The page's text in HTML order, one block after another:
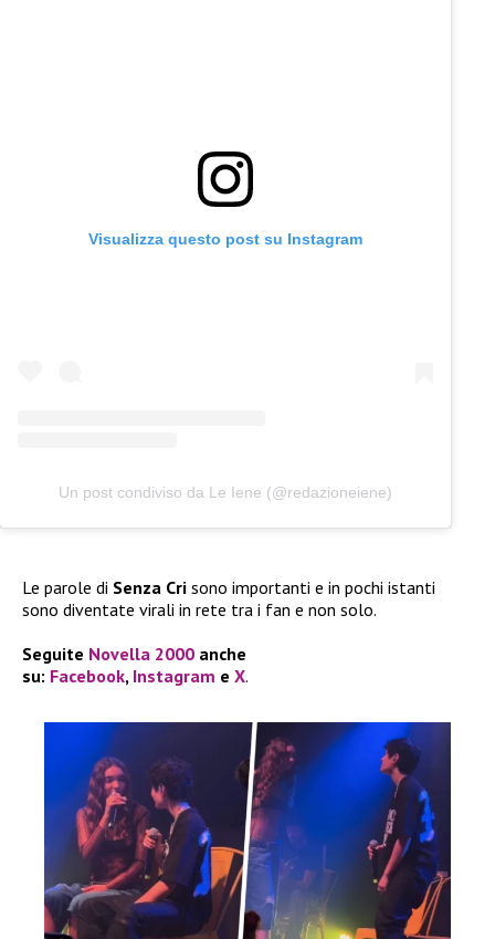
Visualizza questo post su Instagram
Un post condiviso da Le Iene (@redazioneiene)
Le parole di Senza Cri sono importanti e in pochi istanti
sono diventate virali in rete tra i fan e non solo.
Seguite Novella 2000 anche
su: Facebook, Instagram e X.